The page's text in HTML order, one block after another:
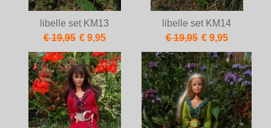
libelle set KM13
€ 19,95 € 9,95
libelle set KM14
€ 19,95 € 9,95